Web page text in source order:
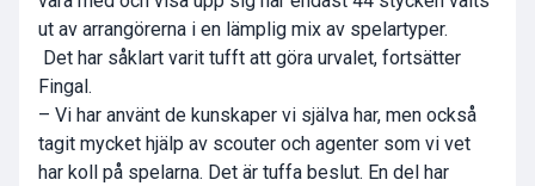
ut av arrangörerna i en lämplig mix av spelartyper.
 Det har såklart varit tufft att göra urvalet, fortsätter
Fingal.
– Vi har använt de kunskaper vi själva har, men också
tagit mycket hjälp av scouter och agenter som vi vet
har koll på spelarna. Det är tuffa beslut. En del har